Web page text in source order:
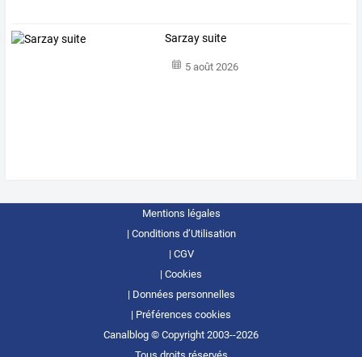
Sarzay suite
5 août 2026
Mentions légales
Conditions d’Utilisation
CGV
Cookies
Données personnelles
Préférences cookies
Canalblog © Copyright 2003--2026